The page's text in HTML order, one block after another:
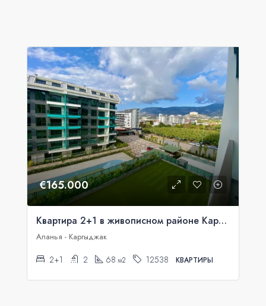
€165.000
Квартира 2+1 в живописном районе Каргыджак, Аланья
Аланья - Каргыджак
2+1 2 68 м2 12538 КВАРТИРЫ